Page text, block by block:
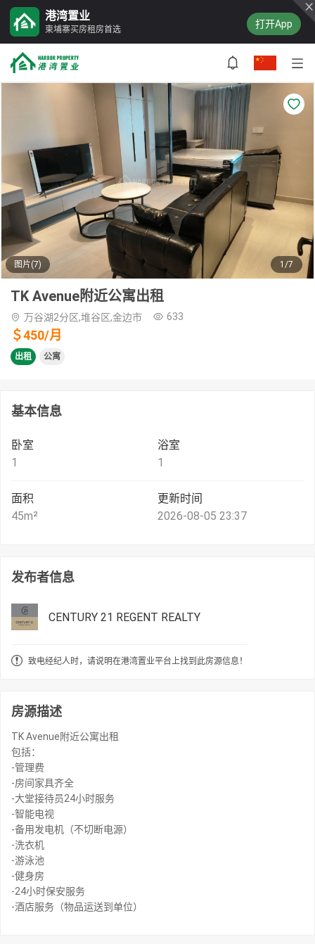
港湾置业
柬埔寨买房租房首选 打开App
图片(7) 1/7
TK Avenue附近公寓出租
万谷湖2分区,堆谷区,金边市 633
＄450/月
出租 公寓
基本信息
卧室
1
浴室
1
面积
45m²
更新时间
2026-08-05 23:37
发布者信息
CENTURY 21 REGENT REALTY
致电经纪人时，请说明在港湾置业平台上找到此房源信息！
房源描述
TK Avenue附近公寓出租
包括：
-管理费
-房间家具齐全
-大堂接待员24小时服务
-智能电视
-备用发电机（不切断电源）
-洗衣机
-游泳池
-健身房
-24小时保安服务
-酒店服务（物品运送到单位）